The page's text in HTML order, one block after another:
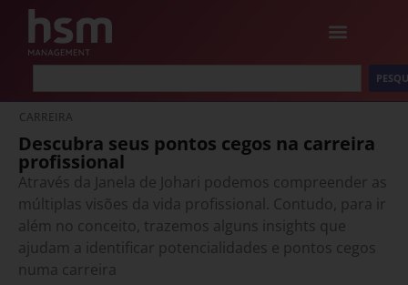
CARREIRA
Descubra seus pontos cegos na carreira
profissional
Através da Janela de Johari podemos compreender as
múltiplas visões da vida profissional. Contudo, para ir
além no conceito, trazemos alguns insights que
ajudam a identificar potencialidades e pontos cegos
numa carreira